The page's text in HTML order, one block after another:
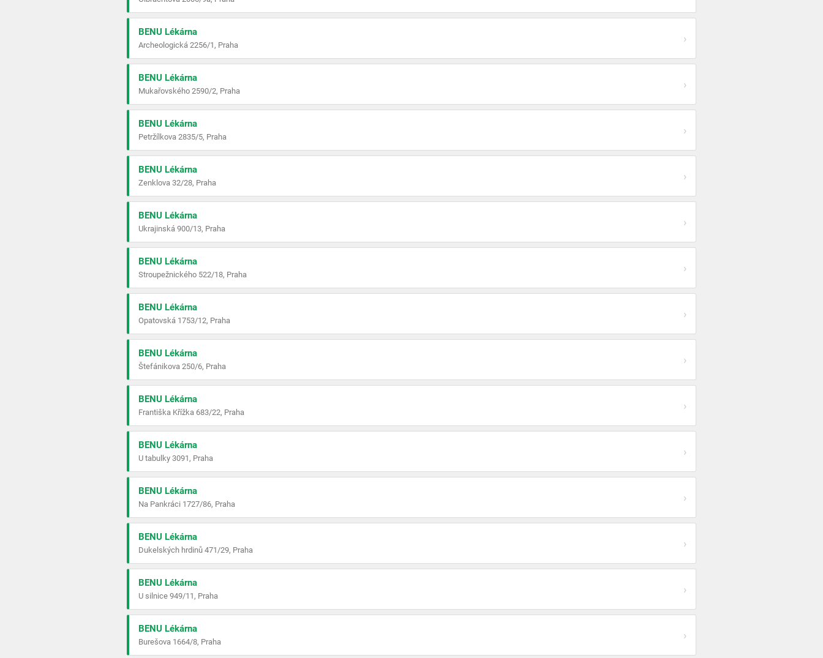
BENU Lékárna
Archeologická 2256/1, Praha
›
BENU Lékárna
Mukařovského 2590/2, Praha
›
BENU Lékárna
Petržílkova 2835/5, Praha
›
BENU Lékárna
Zenklova 32/28, Praha
›
BENU Lékárna
Ukrajinská 900/13, Praha
›
BENU Lékárna
Stroupežnického 522/18, Praha
›
BENU Lékárna
Opatovská 1753/12, Praha
›
BENU Lékárna
Štefánikova 250/6, Praha
›
BENU Lékárna
Františka Křížka 683/22, Praha
›
BENU Lékárna
U tabulky 3091, Praha
›
BENU Lékárna
Na Pankráci 1727/86, Praha
›
BENU Lékárna
Dukelských hrdinů 471/29, Praha
›
BENU Lékárna
U silnice 949/11, Praha
›
BENU Lékárna
Burešova 1664/8, Praha
›